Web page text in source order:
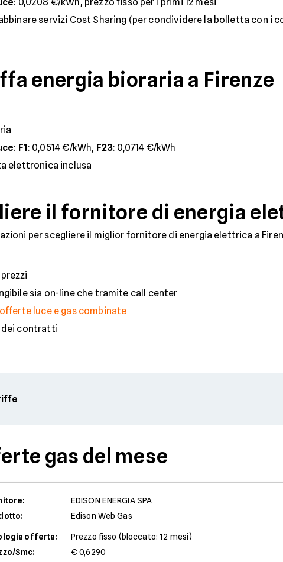
servizi Cost Sharing (per condividere la bolletta con i
energia bioraria a Firenze
: F1: 0,0514 €/kWh, F23: 0,0714 €/kWh
elettronica inclusa
il fornitore di energia
per scegliere il miglior fornitore di energia elettrica a
sia on-line che tramite call center
offerte luce e gas combinate
dei contratti
gas del mese
EDISON ENERGIA SPA
Edison Web Gas
offerta:
Prezzo fisso (bloccato: 12 mesi)
Smc:
€ 0,6290